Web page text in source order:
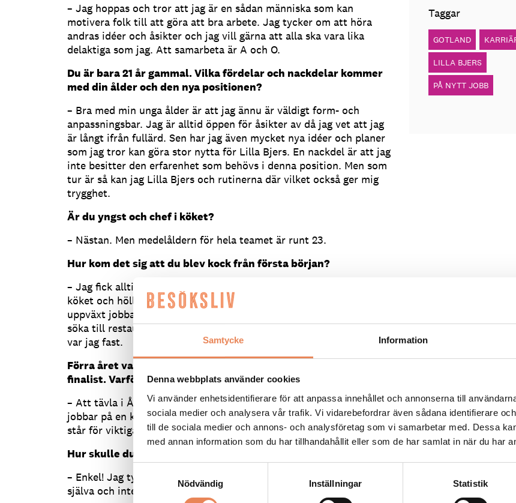
Samtycke Information
Denna webbplats använder cookies
Vi använder enhetsidentifierare för att anpassa innehållet och annonserna till
sociala medier och analysera vår trafik. Vi vidarebefordrar även sådana identifierare
till de sociala medier och annons- och analysföretag som vi samarbetar med. Dessa
med annan information som du har tillhandahållit eller som de har samlat in när du har
Nödvändig
Inställningar Statistik
– Jag hoppas och tror att jag är en sådan människa som kan
motivera folk till att göra att bra arbete. Jag tycker om att höra
andras idéer och åsikter och jag vill gärna att alla ska vara lika
delaktiga som jag. Att samarbeta är A och O.
Du är bara 21 år gammal. Vilka fördelar och nackdelar kommer
med din ålder och den nya positionen?
– Bra med min unga ålder är att jag ännu är väldigt form- och
anpassningsbar. Jag är alltid öppen för åsikter av då jag vet att jag
är långt ifrån fullärd. Sen har jag även mycket nya idéer och planer
som jag tror kan göra stor nytta för Lilla Bjers. En nackdel är att jag
inte besitter den erfarenhet som behövs i denna position. Men som
tur är så kan jag Lilla Bjers och rutinerna där vilket också ger mig
trygghet.
Är du yngst och chef i köket?
– Nästan. Men medelåldern för hela teamet är runt 23.
Hur kom det sig att du blev kock från första början?
– Jag fick alltid vara med som barn när min finska mormor stod i
köket och höll på. Jag har även två äldre bröder som under min
uppväxt jobbade i restaurangbranschen och inspirerade mig till att
söka till restauranglinjen på gymnasiet, och när jag väl började där
var jag fast.
Förra året vann du priset Årets Ekokock, tidigare år har du varit
finalist. Varför var just den tävlingen viktig för dig?
– Att tävla i Årets Ekokock är en förmån för mig och alla andra som
jobbar på en krog med Krav-certifiering. Jag tycker den tävlingen
står för viktiga saker som ligger mig väldigt varmt om hjärtat.
Hur skulle du beskriva dina typ av matlagning?
– Enkel! Jag tycker det blir bäst när man låter råvarorna tala för sig
själva och inte arbetar med dem mer än vad som är nödvändigt.
Taggar
GOTLAND
LILLA BJERS
PÅ NYTT JOBB